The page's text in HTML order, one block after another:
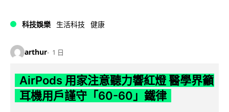
科技娛樂 生活科技 健康
arthur 1 日
AirPods 用家注意聽力響紅燈 醫學界籲
耳機用戶謹守「60-60」鐵律